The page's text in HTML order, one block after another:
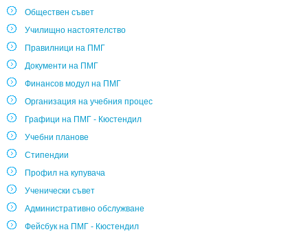
Обществен съвет
Училищно настоятелство
Правилници на ПМГ
Документи на ПМГ
Финансов модул на ПМГ
Организация на учебния процес
Графици на ПМГ - Кюстендил
Учебни планове
Стипендии
Профил на купувача
Ученически съвет
Административно обслужване
Фейсбук на ПМГ - Кюстендил